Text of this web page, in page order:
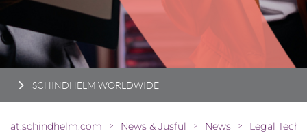
SCHINDHELM WORLDWIDE
at.schindhelm.com > News & Jusful > News >